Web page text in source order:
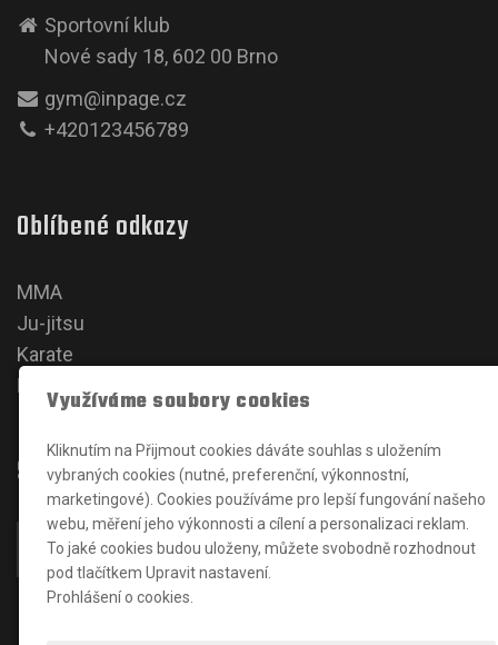
Sportovní klub
Nové sady 18, 602 00 Brno
gym@inpage.cz
+420123456789
Oblíbené odkazy
MMA
Ju-jitsu
Karate
Kickbox
Sociální sítě
Využíváme soubory cookies
Kliknutím na Přijmout cookies dáváte souhlas s uložením
vybraných cookies (nutné, preferenční, výkonnostní,
marketingové). Cookies používáme pro lepší fungování našeho
webu, měření jeho výkonnosti a cílení a personalizaci reklam.
To jaké cookies budou uloženy, můžete svobodně rozhodnout
pod tlačítkem Upravit nastavení.
Prohlášení o cookies.